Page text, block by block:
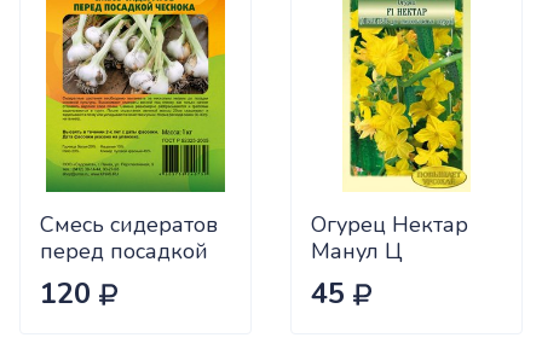
Смесь сидератов
перед посадкой
чеснока 0,5кг
САДОВИТА
120
Огурец Нектар
Манул Ц
45